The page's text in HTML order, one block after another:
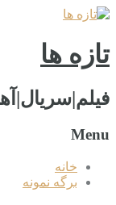
تازه ها
Menu
خانه
برگه نمونه